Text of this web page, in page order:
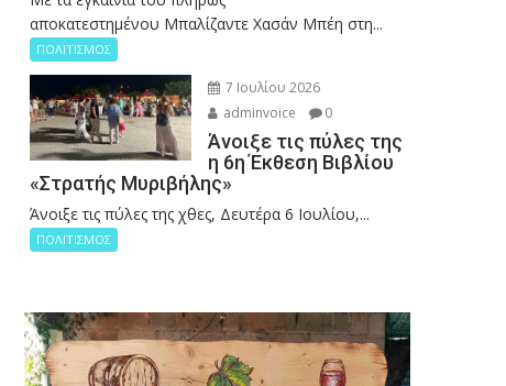
αποκατεστημένου Μπαλίζαντε Χασάν Μπέη στη...
ΠΟΛΙΤΙΣΜΟΣ
7 Ιουλίου 2026
adminvoice
0
Άνοιξε τις πύλες της
η 6η Έκθεση Βιβλίου
«Στρατής Μυριβήλης»
Άνοιξε τις πύλες της χθες, Δευτέρα 6 Ιουλίου,...
ΠΟΛΙΤΙΣΜΟΣ